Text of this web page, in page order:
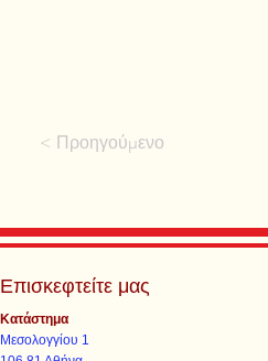
< Προηγούμενο
Επισκεφτείτε μας
Κατάστημα
Μεσολογγίου 1